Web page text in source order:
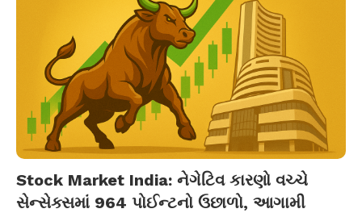
Stock Market India: નેગેટિવ કારણો વચ્ચે
સેન્સેક્સમાં 964 પોઈન્ટનો ઉછાળો, આગામી